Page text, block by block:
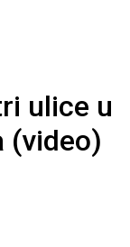
ulice u
(video)